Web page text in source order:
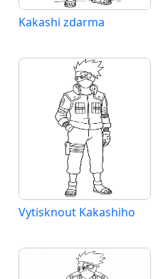
Kakashi zdarma
Vytisknout Kakashiho